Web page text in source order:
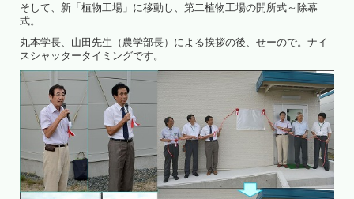
そして、新「植物工場」に移動し、第二植物工場の開所式～除幕
式。
丸本学長、山田先生（農学部長）による挨拶の後、せーので。ナイ
スシャッタータイミングです。